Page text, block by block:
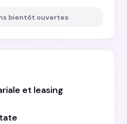
bientôt ouvertes
et leasing